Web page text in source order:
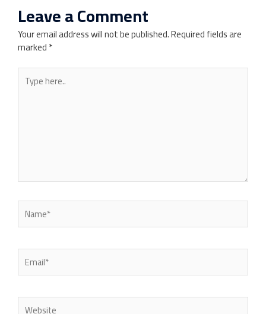
Leave a Comment
Your email address will not be published.Required fields are
marked*
Type
here..
Name*
Email*
Website